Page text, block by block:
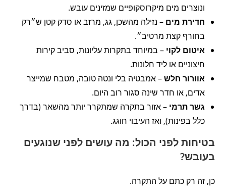
ונוצרים מים מיקרוסקופיים שמזינים עובש.
חדירת מים – נזילה מהשכן, גג, מרזב או סדק קטן ש״רק
בחורף קצת מרטיב״.
איטום לקוי – במיוחד בתקרות עליונות, סביב קירות
חיצוניים או ליד חלונות.
אוורור חלש– אמבטיה בלי ונטה טובה, מטבח שמייצר
אדים, או חדר שינה סגור רוב היום.
גשר תרמי – אזור בתקרה שמתקרר יותר מהשאר (בדרך
כלל בפינות), ואז העיבוי חוגג.
בטיחות לפני הכול: מה עושים לפני שנוגעים
בעובש?
כן, זה רק כתם על התקרה.